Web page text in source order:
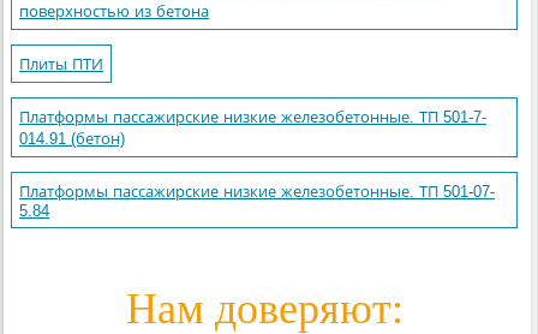
поверхностью из бетона
Плиты ПТИ
Платформы пассажирские низкие железобетонные. ТП 501-7-
014.91 (бетон)
Платформы пассажирские низкие железобетонные. ТП 501-07-
5.84
Нам доверяют: